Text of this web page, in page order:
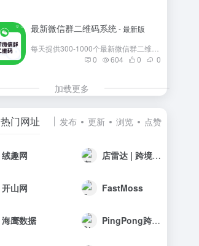
最新微信群二维码系统- 最新版
0
604 0 0
加载更多
热门网址 发布 更新 浏览 点赞
绒趣网 店雷达 | 跨境选品工具
开山网 FastMoss
海鹰数据 PingPong跨境收款